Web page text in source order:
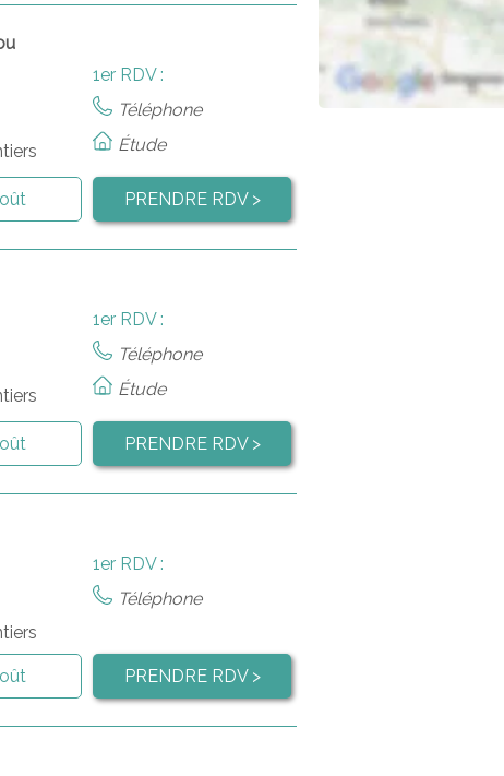
1er RDV :
Téléphone
Étude
PRENDRE RDV >
1er RDV :
Téléphone
Étude
PRENDRE RDV >
1er RDV :
Téléphone
PRENDRE RDV >